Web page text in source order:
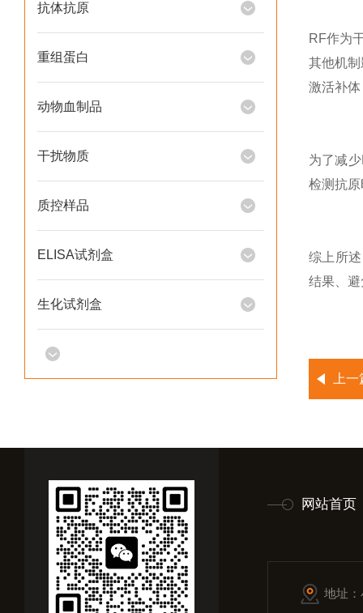
抗体抗原
重组蛋白
动物血制品
干扰物质
质控样品
ELISA试剂盒
生化试剂盒
RF作为
其他机
激活补
为了减
检测抗
综上所
结果、
上
网站首页
地址